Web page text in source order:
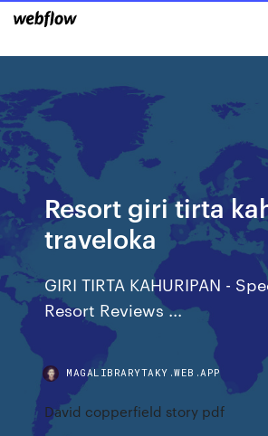
Resort giri tirta
traveloka
GIRI TIRTA KAHURIPAN -
Resort Reviews ...
MAGALIBRARYTAKY.WEB.APP
David copperfield story pdf